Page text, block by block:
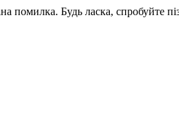
помилка. Будь ласка, спробуйте